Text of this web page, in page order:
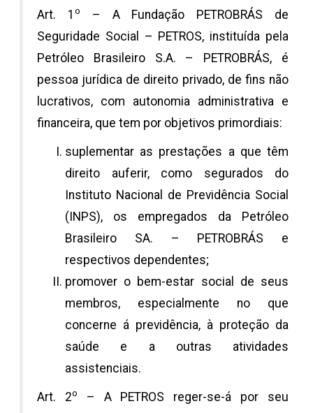
Art. 1 o
– A Fundação PETROBRÁS de
Seguridade Social – PETROS, instituída pela
Petróleo Brasileiro S.A. – PETROBRÁS, é
pessoa jurídica de direito privado, de fins não
lucrativos, com autonomia administrativa e
financeira, que tem por objetivos primordiais:
suplementar as prestações a que têm
direito auferir, como segurados do
Instituto Nacional de Previdência Social
(INPS), os empregados da Petróleo
Brasileiro SA. – PETROBRÁS e
respectivos dependentes;
promover o bem-estar social de seus
membros, especialmente no que
concerne á previdência, à proteção da
saúde e a outras atividades
assistenciais.
Art. 2o
– A PETROS reger-se-á por seu